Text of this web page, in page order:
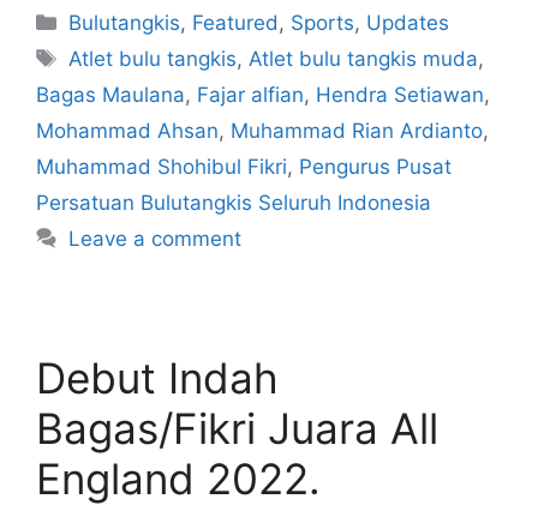
Bulutangkis, Featured , Sports, Updates
Atlet bulu tangkis, Atlet bulu tangkis muda,
Bagas Maulana, Fajar alfian, Hendra Setiawan,
Mohammad Ahsan, Muhammad Rian Ardianto,
Muhammad Shohibul Fikri, Pengurus Pusat
Persatuan Bulutangkis Seluruh Indonesia
Leave a comment
Debut Indah
Bagas/Fikri Juara All
England 2022.